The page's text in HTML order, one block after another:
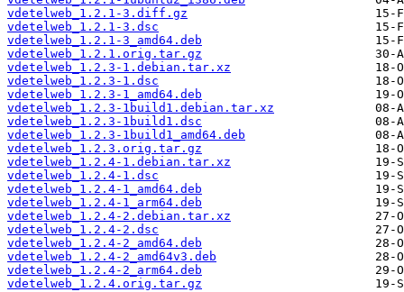
vdetelweb_1.2.1-3.diff.gz
vdetelweb_1.2.1-3.dsc
vdetelweb_1.2.1-3_amd64.deb
vdetelweb_1.2.1.orig.tar.gz
vdetelweb_1.2.3-1.debian.tar.xz
vdetelweb_1.2.3-1.dsc
vdetelweb_1.2.3-1_amd64.deb
vdetelweb_1.2.3-1build1.debian.tar.xz
vdetelweb_1.2.3-1build1.dsc
vdetelweb_1.2.3-1build1_amd64.deb
vdetelweb_1.2.3.orig.tar.gz
vdetelweb_1.2.4-1.debian.tar.xz
vdetelweb_1.2.4-1.dsc
vdetelweb_1.2.4-1_amd64.deb
vdetelweb_1.2.4-1_arm64.deb
vdetelweb_1.2.4-2.debian.tar.xz
vdetelweb_1.2.4-2.dsc
vdetelweb_1.2.4-2_amd64.deb
vdetelweb_1.2.4-2_amd64v3.deb
vdetelweb_1.2.4-2_arm64.deb
vdetelweb_1.2.4.orig.tar.gz